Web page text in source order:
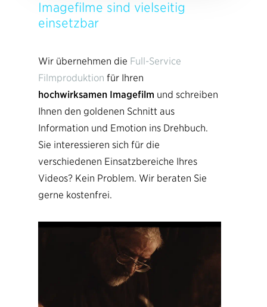
Imagefilme sind vielseitig
einsetzbar
Wir übernehmen die Full-Service
Filmproduktion für Ihren
hochwirksamen Imagefilm und schreiben
Ihnen den goldenen Schnitt aus
Information und Emotion ins Drehbuch.
Sie interessieren sich für die
verschiedenen Einsatzbereiche Ihres
Videos? Kein Problem. Wir beraten Sie
gerne kostenfrei.